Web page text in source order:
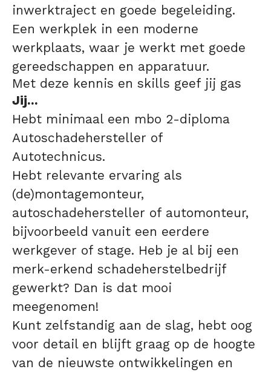
inwerktraject en goede begeleiding.
Een werkplek in een moderne
werkplaats, waar je werkt met goede
gereedschappen en apparatuur.
Met deze kennis en skills geef jij gas
Jij...
Hebt minimaal een mbo 2-diploma
Autoschadehersteller of
Autotechnicus.
Hebt relevante ervaring als
(de)montagemonteur,
autoschadehersteller of automonteur,
bijvoorbeeld vanuit een eerdere
werkgever of stage. Heb je al bij een
merk-erkend schadeherstelbedrijf
gewerkt? Dan is dat mooi
meegenomen!
Kunt zelfstandig aan de slag, hebt oog
voor detail en blijft graag op de hoogte
van de nieuwste ontwikkelingen en